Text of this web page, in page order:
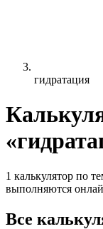
гидратация
1 калькулятор по
выполняются
Все